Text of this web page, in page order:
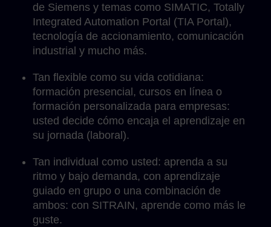
de Siemens y temas como SIMATIC, Totally
Integrated Automation Portal (TIA Portal),
tecnología de accionamiento, comunicación
industrial y mucho más.
Tan flexible como su vida cotidiana:
formación presencial, cursos en línea o
formación personalizada para empresas:
usted decide cómo encaja el aprendizaje en
su jornada (laboral).
Tan individual como usted: aprenda a su
ritmo y bajo demanda, con aprendizaje
guiado en grupo o una combinación de
ambos: con SITRAIN, aprende como más le
guste.